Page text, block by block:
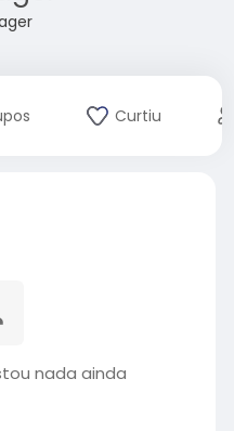
Curtiu
nada ainda